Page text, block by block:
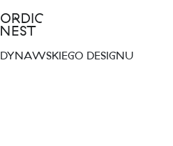
DESIGNU